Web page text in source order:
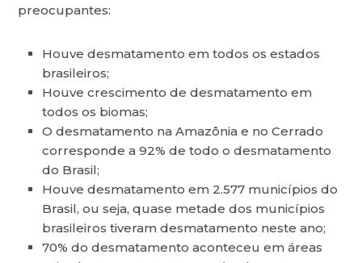
preocupantes:
Houve desmatamento em todos os estados
brasileiros;
Houve crescimento de desmatamento em
todos os biomas;
O desmatamento na Amazônia e no Cerrado
corresponde a 92% de todo o desmatamento
do Brasil;
Houve desmatamento em 2.577 municípios do
Brasil, ou seja, quase metade dos municípios
brasileiros tiveram desmatamento neste ano;
70% do desmatamento aconteceu em áreas